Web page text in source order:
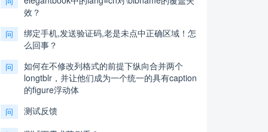
效？
问
绑定手机,发送验证码,老是未点中正确区域！怎
么回事？
问
如何在不修改列格式的前提下纵向合并两个
longtblr，并让他们成为一个统一的具有caption
的figure浮动体
问 测试反馈